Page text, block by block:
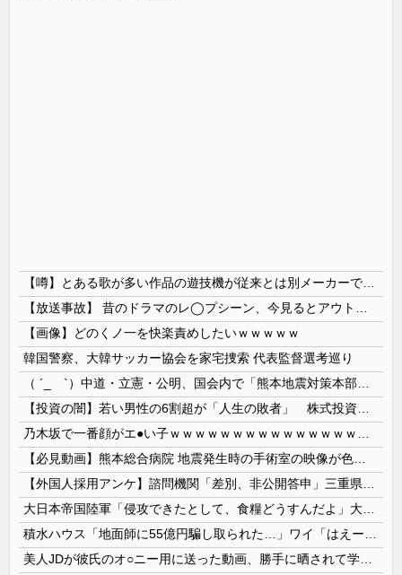
【画像】どのくノ一を快楽責めしたいｗｗｗｗｗ
韓国警察、大韓サッカー協会を家宅捜索 代表監督選考巡り